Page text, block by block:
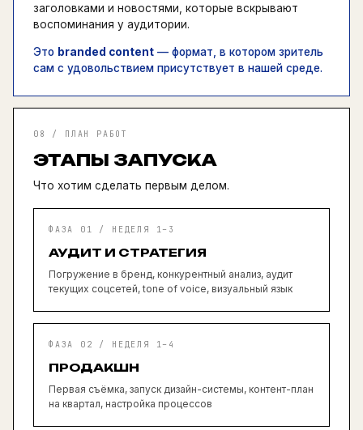
заголовками и новостями, которые вскрывают
воспоминания у аудитории.
Это branded content — формат, в котором зритель
сам с удовольствием присутствует в нашей среде.
08 / ПЛАН РАБОТ
ЭТАПЫ ЗАПУСКА
Что хотим сделать первым делом.
ФАЗА 01 / НЕДЕЛЯ 1–3
АУДИТ И СТРАТЕГИЯ
Погружение в бренд, конкурентный анализ, аудит
текущих соцсетей, tone of voice, визуальный язык
ФАЗА 02 / НЕДЕЛЯ 1–4
ПРОДАКШН
Первая съёмка, запуск дизайн-системы, контент-план
на квартал, настройка процессов